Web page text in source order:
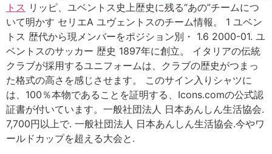
トス リッピ、ユベントス史上歴史に残る“あの”チームにつ
いて明かす セリエA ユヴェントスのチーム情報。 1 ユベン
トス 歴代から現メンバーをポジション別・ 1.6 2000-01. ユ
ベントスのサッカー 歴史 1897年に創立。 イタリアの伝統
クラブが採用するユニフォームは、クラブの歴史がつまっ
た格式の高さを感じさせます。 このサイン入りシャツに
は、100％本物であることを証明する、Icons.comの公式認
証書が付いています。一般社団法人 日本あんしん生活協会.
7,700円以上で. 一般社団法人 日本あんしん生活協会.今やワ
ールドカップを超える大会と.